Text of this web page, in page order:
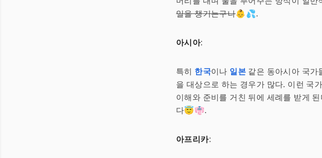
일을 챙기는구나👶💦.
아시아:
특히 한국이나 일본 같은 동아시아 국가
을 대상으로 하는 경우가 많다. 이런 국
이해와 준비를 거친 뒤에 세례를 받게 된
다😇👘.
아프리카: